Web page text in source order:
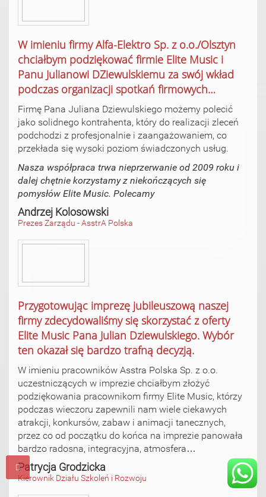
W imieniu firmy Alfa-Elektro Sp. z o.o./Olsztyn
chciałbym podziękować firmie Elite Music i
Panu Julianowi DZiewulskiemu za swój wkład
podczas organizacji spotkań firmowych…
Firmę Pana Juliana Dziewulskiego możemy polecić
jako solidnego kontrahenta, który do realizacji zleceń
podchodzi z profesjonalnie i zaangażowaniem, co
przekłada się wysoki poziom świadczonych usług.
Nasza współpraca trwa nieprzerwanie od 2009 roku i
dalej chętnie korzystamy z niekończących się
pomysłów Elite Music. Polecamy
Andrzej Kolosowski
Prezes Zarządu - AsstrA Polska
Przygotowując imprezę jubileuszową naszej
firmy zdecydowaliśmy się skorzystać z oferty
Elite Music Pana Julian Dziewulskiego. Wybór
ten okazał się bardzo trafną decyzją.
W imieniu pracowników Asstra Polska Sp. z o.o.
uczestniczących w imprezie chciałbym złożyć
podziękowania pracownikom firmy Elite Music, którzy
podczas wieczoru zapewnili nam wiele ciekawych
atrakcji, konkursów, zabaw i animacji tanecznych,
przez co od początku do końca na imprezie panowała
bardzo radosna, integracyjna, atmosfera…
Patrycja Grodzicka
Kierownik Działu Szkoleń i Rozwoju